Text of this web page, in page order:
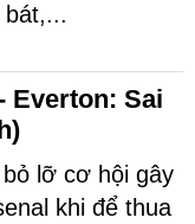
Everton: Sai
lỡ cơ hội gây
khi để thua